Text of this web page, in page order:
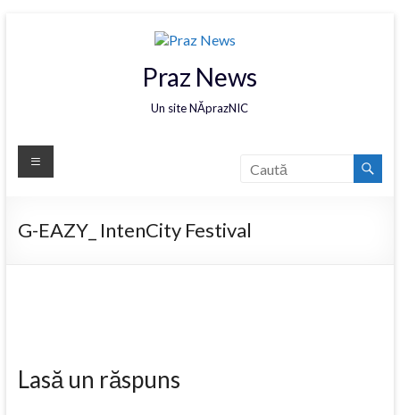
Praz News
Un site NĂprazNIC
G-EAZY_ IntenCity Festival
Lasă un răspuns